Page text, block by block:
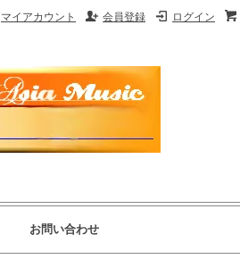
ログイン
会員登録
マイアカウント
お問い合わせ